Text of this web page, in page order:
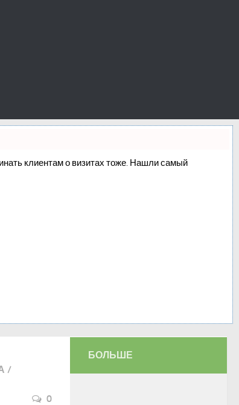
клиентам о визитах тоже. Нашли самый
/
0
БОЛЬШЕ